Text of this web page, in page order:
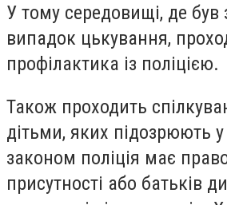
У тому середовищі, де був
випадок цькування,
профілактика із поліцією.
Також проходить
дітьми, яких підозрюють у
законом поліція має
присутності або батьків